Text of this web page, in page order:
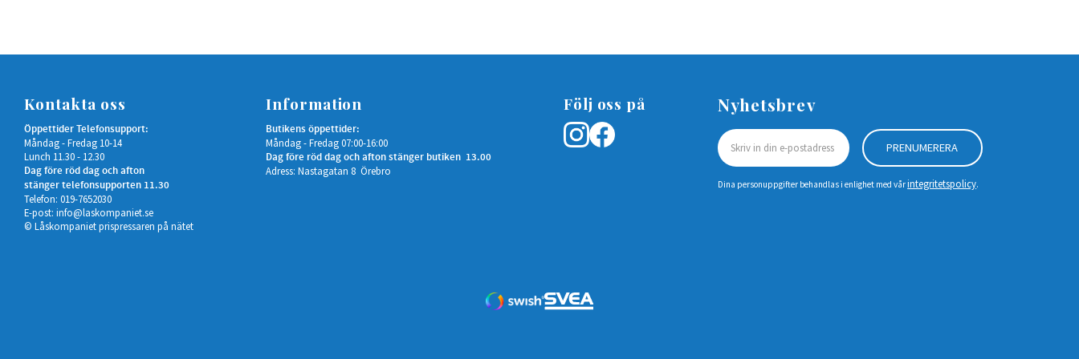
Kontakta oss
Öppettider Telefonsupport:
Måndag - Fredag 10-14
Lunch 11.30 - 12.30
Dag före röd dag och afton
stänger telefonsupporten 11.30
Telefon: 019-7652030
E-post: info@laskompaniet.se
© Låskompaniet prispressaren på nätet
Information
Butikens öppettider:
Måndag - Fredag 07:00-16:00
Dag före röd dag och afton stänger butiken 13.00
Adress: Nastagatan 8 Örebro
Följ oss på Nyhetsbrev
PRENUMERERA
Dina personuppgifter behandlas i enlighet med vårintegritetspolicy.